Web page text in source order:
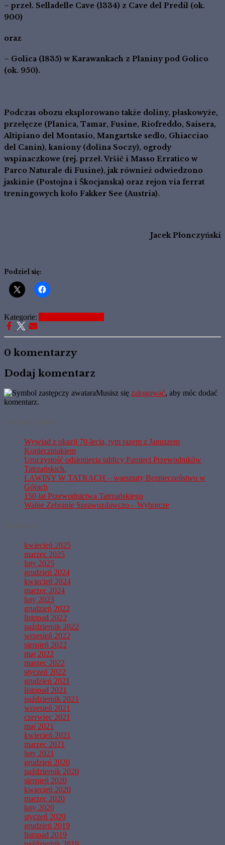
– przeł. Selladelle Cave (1334) z Cave del Predil (ok.
900)
oraz
– Golica (1835) wKarawankach z Planiny pod Golico
(ok. 950).
Podczas obozu eksplorowano także doliny, płaskowyże,
przełęcze (Planica, Tamar, Fusine, Riofreddo, Saisera,
Altipiano del Montasio, Mangartske sedlo, Ghiacciao
del Canin), kaniony (dolina Soczy), ogrody
wspinaczkowe (rej. przeł. Vršič i Masso Erratico w
Parco Naturale di Fusine), jak również odwiedzono
jaskinie (Postojna i Škocjanska) oraz rejon via ferrat
treningowych koło Fakker See (Austria).
Jacek Płonczyński
Podziel się:
Kategorie:
0 komentarzy
Dodaj komentarz
Musisz się zalogować, aby móc dodać
komentarz.
Wywiad z okazji 70-lecia, tym razem z Januszem
Konieczniakiem
Uroczystość odsłonięcia tablicy Pamięci Przewodników
Tatrzańskich.
LAWINY W TATRACH – warsztaty Bezpieczeństwo w
Górach
150 lat Przewodnictwa Tatrzańskiego
Walne Zebranie Sprawozdawczo – Wyborcze
kwiecień 2025
marzec 2025
luty 2025
grudzień 2024
kwiecień 2024
marzec 2024
luty 2023
grudzień 2022
listopad 2022
październik 2022
wrzesień 2022
sierpień 2022
maj 2022
marzec 2022
styczeń 2022
grudzień 2021
listopad 2021
październik 2021
wrzesień 2021
czerwiec 2021
maj 2021
kwiecień 2021
marzec 2021
luty 2021
grudzień 2020
październik 2020
sierpień 2020
kwiecień 2020
marzec 2020
luty 2020
styczeń 2020
grudzień 2019
listopad 2019